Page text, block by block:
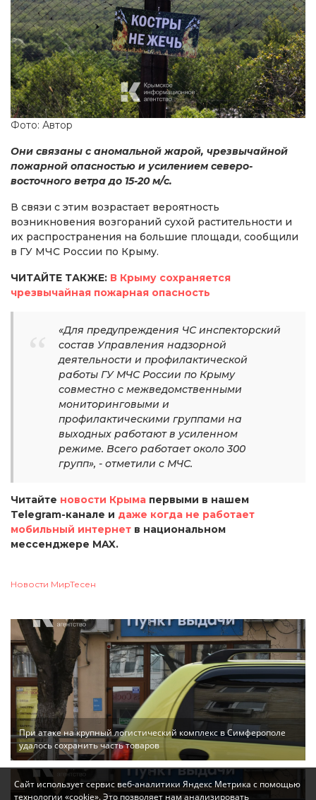
Фото: Автор
Они связаны с аномальной жарой, чрезвычайной
пожарной опасностью и усилением северо-
восточного ветра до 15-20 м/с.
В связи с этим возрастает вероятность
возникновения возгораний сухой растительности и
их распространения на большие площади, сообщили
в ГУ МЧС России по Крыму.
ЧИТАЙТЕ ТАКЖЕ: В Крыму сохраняется
чрезвычайная пожарная опасность
«Для предупреждения ЧС инспекторский
состав Управления надзорной
деятельности и профилактической
работы ГУ МЧС России по Крыму
совместно с межведомственными
мониторинговыми и
профилактическими группами на
выходных работают в усиленном
режиме. Всего работает около 300
групп», - отметили с МЧС.
Читайте новости Крыма первыми в нашем
Telegram-канале и даже когда не работает
мобильный интернет в национальном
мессенджере MAX.
Новости МирТесен
При атаке на крупный логистический комплекс в Симферополе
удалось сохранить часть товаров
Сайт использует сервис веб-аналитики Яндекс Метрика с помощью
технологии «cookie». Это позволяет нам анализировать